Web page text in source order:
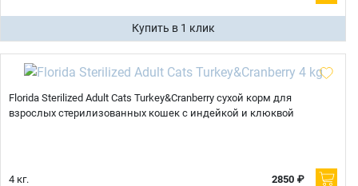
Купить в 1 клик
Florida Sterilized Adult Cats Turkey&Cranberry сухой корм для
взрослых стерилизованных кошек с индейкой и клюквой
4 кг. 2850 ₽